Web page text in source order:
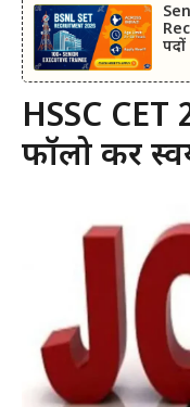
HSSC
फॉलो कर